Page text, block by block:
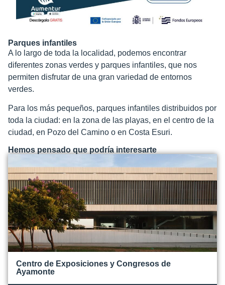
Parques infantiles
A lo largo de toda la localidad, podemos encontrar
diferentes zonas verdes y parques infantiles, que nos
permiten disfrutar de una gran variedad de entornos
verdes.
Para los más pequeños, parques infantiles distribuidos por
toda la ciudad: en la zona de las playas, en el centro de la
ciudad, en Pozo del Camino o en Costa Esuri.
Hemos pensado que podría interesarte
Centro de Exposiciones y Congresos de
Ayamonte